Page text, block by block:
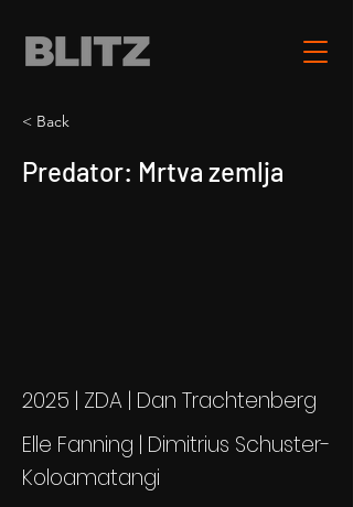
< Back
Predator: Mrtva zemlja
2025 | ZDA | Dan Trachtenberg
Elle Fanning | Dimitrius Schuster-
Koloamatangi